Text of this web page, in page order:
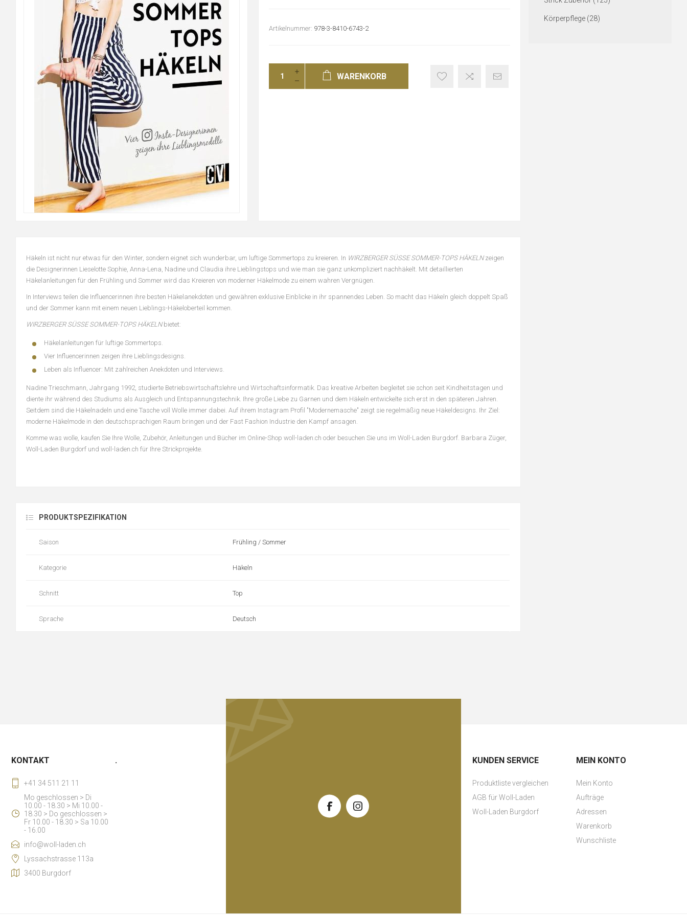
Artikelnummer: 978-3-8410-6743-2
WARENKORB
Häkeln ist nicht nur etwas für den Winter, sondern eignet sich wunderbar, um luftige Sommertops zu kreieren. In WIRZBERGER SÜSSE SOMMER-TOPS HÄKELNzeigen
die Designerinnen Lieselotte Sophie, Anna-Lena, Nadine und Claudia ihre Lieblingstops und wie man sie ganz unkompliziert nachhäkelt. Mit detaillierten
Häkelanleitungen für den Frühling und Sommer wird das Kreieren von moderner Häkelmode zu einem wahren Vergnügen.
In Interviews teilen die Influencerinnen ihre besten Häkelanekdoten und gewähren exklusive Einblicke in ihr spannendes Leben. So macht das Häkeln gleich doppelt Spaß
und der Sommer kann mit einem neuen Lieblings-Häkeloberteil kommen.
WIRZBERGER SÜSSE SOMMER-TOPS HÄKELNbietet:
Häkelanleitungen für luftige Sommertops.
Vier Influencerinnen zeigen ihre Lieblingsdesigns.
Leben als Influencer: Mit zahlreichen Anekdoten und Interviews.
Nadine Trieschmann, Jahrgang 1992, studierte Betriebswirtschaftslehre und Wirtschaftsinformatik. Das kreative Arbeiten begleitet sie schon seit Kindheitstagen und
diente ihr während des Studiums als Ausgleich und Entspannungstechnik. Ihre große Liebe zu Garnen und dem Häkeln entwickelte sich erst in den späteren Jahren.
Seitdem sind die Häkelnadeln und eine Tasche voll Wolle immer dabei. Auf ihrem Instagram Profil "Modernemasche" zeigt sie regelmäßig neue Häkeldesigns. Ihr Ziel:
moderne Häkelmode in den deutschsprachigen Raum bringen und der Fast Fashion Industrie den Kampf ansagen.
Komme was wolle, kaufen Sie Ihre Wolle, Zubehör, Anleitungen und Bücher im Online-Shop woll-laden.ch oder besuchen Sie uns im Woll-Laden Burgdorf. Barbara Züger,
Woll-Laden Burgdorf und woll-laden.ch für Ihre Strickprojekte.
PRODUKTSPEZIFIKATION
Saison Frühling / Sommer
Kategorie Häkeln
Schnitt Top
Sprache Deutsch
Körperpflege (28)
KONTAKT
+41 34 511 21 11
Mo geschlossen > Di
10.00 - 18.30 > Mi 10.00 -
18.30 > Do geschlossen >
Fr 10.00 - 18.30 > Sa 10.00
- 16.00
info@woll-laden.ch
Lyssachstrasse 113a
3400 Burgdorf
. KUNDEN SERVICE
Produktliste vergleichen
AGB für Woll-Laden
Woll-Laden Burgdorf
MEIN KONTO
Mein Konto
Aufträge
Adressen
Warenkorb
Wunschliste